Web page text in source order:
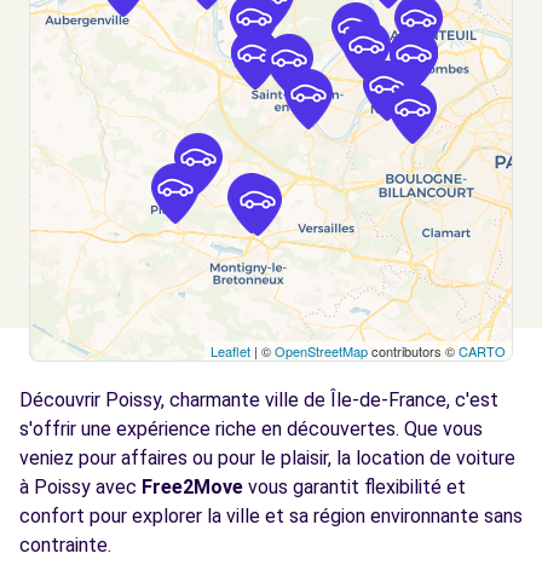
Voir l'agence
Free2move Rent - AXIOME - ANDRESY (C)
5.2 km
ROUTE DE POISSY CHANTELOUP
ANDRESY, 78570
Voir l'agence
Free2Move Rent - GARAGE HEBERT -
VERNOUILLET (C)
5.7
km
VERNOUILLET, 78540
Voir l'agence
Free2Move Rent - AUTO SERVICE PORT
Leaflet | ©OpenStreetMapcontributors ©CARTO
Découvrir Poissy, charmante ville de Île-de-France, c'est
s'offrir une expérience riche en découvertes. Que vous
veniez pour affaires ou pour le plaisir, la location de voiture
à Poissy avec Free2Move vous garantit flexibilité et
confort pour explorer la ville et sa région environnante sans
contrainte.